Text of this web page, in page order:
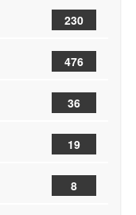
230
476
36
19
8